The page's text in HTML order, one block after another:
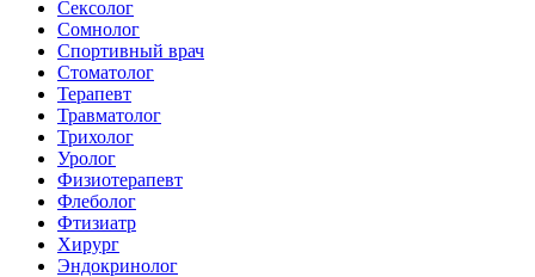
Сексолог
Сомнолог
Спортивный врач
Стоматолог
Терапевт
Травматолог
Трихолог
Уролог
Физиотерапевт
Флеболог
Фтизиатр
Хирург
Эндокринолог